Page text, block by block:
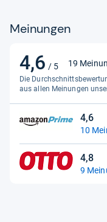
Breite
EPREL-
Eiswürfelspenderposition
Energieeffizienzklasse
Meinungen
4,6 / 5
4,6
von
5
Sternen
19
Die
aus allen Meinungen
4,6
4,6
von
Sternen
10
4,8
4,8
von
9